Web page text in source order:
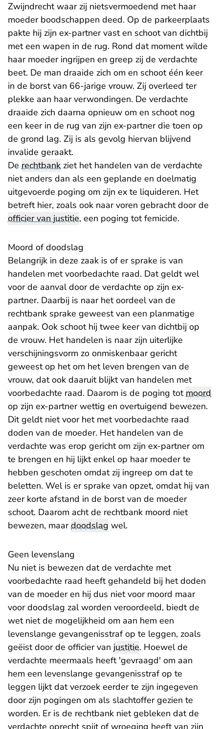
Zwijndrecht waar zij nietsvermoedend met haar
moeder boodschappen deed. Op de parkeerplaats
pakte hij zijn ex-partner vast en schoot van dichtbij
met een wapen in de rug. Rond dat moment wilde
haar moeder ingrijpen en greep zij de verdachte
beet. De man draaide zich om en schoot één keer
in de borst van 66-jarige vrouw. Zij overleed ter
plekke aan haar verwondingen. De verdachte
draaide zich daarna opnieuw om en schoot nog
een keer in de rug van zijn ex-partner die toen op
de grond lag. Zij is als gevolg hiervan blijvend
invalide geraakt.
De rechtbank ziet het handelen van de verdachte
niet anders dan als een geplande en doelmatig
uitgevoerde poging om zijn ex te liquideren. Het
betreft hier, zoals ook naar voren gebracht door de
officier van justitie, een poging tot femicide.
Moord of doodslag
Belangrijk in deze zaak is of er sprake is van
handelen met voorbedachte raad. Dat geldt wel
voor de aanval door de verdachte op zijn ex-
partner. Daarbij is naar het oordeel van de
rechtbank sprake geweest van een planmatige
aanpak. Ook schoot hij twee keer van dichtbij op
de vrouw. Het handelen is naar zijn uiterlijke
verschijningsvorm zo onmiskenbaar gericht
geweest op het om het leven brengen van de
vrouw, dat ook daaruit blijkt van handelen met
voorbedachte raad. Daarom is de poging totmoord
op zijn ex-partner wettig en overtuigend bewezen.
Dit geldt niet voor het met voorbedachte raad
doden van de moeder. Het handelen van de
verdachte was erop gericht om zijn ex-partner om
te brengen en hij lijkt enkel op haar moeder te
hebben geschoten omdat zij ingreep om dat te
beletten. Wel is er sprake van opzet, omdat hij van
zeer korte afstand in de borst van de moeder
schoot. Daarom acht de rechtbank moord niet
bewezen, maardoodslag wel.
Geen levenslang
Nu niet is bewezen dat de verdachte met
voorbedachte raad heeft gehandeld bij het doden
van de moeder en hij dus niet voor moord maar
voor doodslag zal worden veroordeeld, biedt de
wet niet de mogelijkheid om aan hem een
levenslange gevangenisstraf op te leggen, zoals
geëist door de officier van justitie. Hoewel de
verdachte meermaals heeft 'gevraagd' om aan
hem een levenslange gevangenisstraf op te
leggen lijkt dat verzoek eerder te zijn ingegeven
door zijn pogingen om als slachtoffer gezien te
worden. Er is de rechtbank niet gebleken dat de
verdachte oprecht spijt of wroeging heeft van zijn